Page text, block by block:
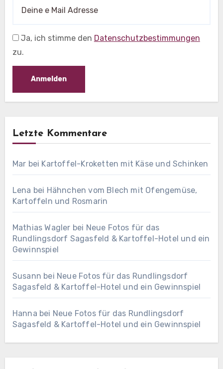
Ja, ich stimme den Datenschutzbestimmungen
zu.
Letzte Kommentare
Mar bei Kartoffel-Kroketten mit Käse und Schinken
Lena bei Hähnchen vom Blech mit Ofengemüse,
Kartoffeln und Rosmarin
Mathias Wagler bei Neue Fotos für das
Rundlingsdorf Sagasfeld & Kartoffel-Hotel und ein
Gewinnspiel
Susann bei Neue Fotos für das Rundlingsdorf
Sagasfeld & Kartoffel-Hotel und ein Gewinnspiel
Hanna bei Neue Fotos für das Rundlingsdorf
Sagasfeld & Kartoffel-Hotel und ein Gewinnspiel